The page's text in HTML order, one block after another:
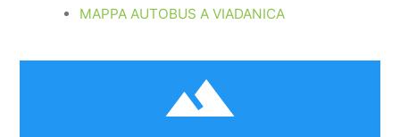
MAPPA AUTOBUS A VIADANICA
filter_hdr